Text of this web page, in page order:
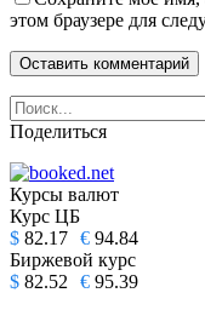
этом браузере для
Поделиться
Курсы валют
Курс ЦБ
$ 82.17 € 94.84
Биржевой курс
$ 82.52 € 95.39